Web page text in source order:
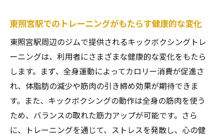
東照宮駅でのトレーニングがもたらす健康的な変化
東照宮駅周辺のジムで提供されるキックボクシングトレ
ーニングは、利用者にさまざまな健康的な変化をもたら
します。まず、全身運動によってカロリー消費が促進さ
れ、体脂肪の減少や筋肉の引き締め効果が期待できま
す。また、キックボクシングの動作は全身の筋肉を使う
ため、バランスの取れた筋力アップが可能です。さら
に、トレーニングを通じて、ストレスを発散し、心の健